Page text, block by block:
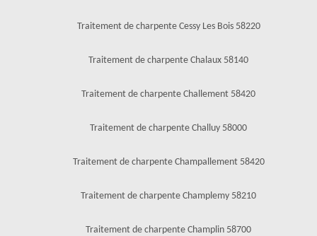
Traitement de charpente Cessy Les Bois 58220
Traitement de charpente Chalaux 58140
Traitement de charpente Challement 58420
Traitement de charpente Challuy 58000
Traitement de charpente Champallement 58420
Traitement de charpente Champlemy 58210
Traitement de charpente Champlin 58700